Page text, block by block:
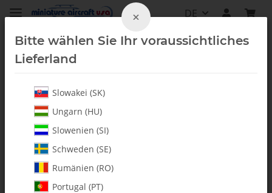
DE
Alle Artikel
×
Bitte wählen Sie Ihr voraussichtliches
Lieferland
Slowakei (SK)
Ungarn (HU)
Slowenien (SI)
Schweden (SE)
Rumänien (RO)
Portugal (PT)